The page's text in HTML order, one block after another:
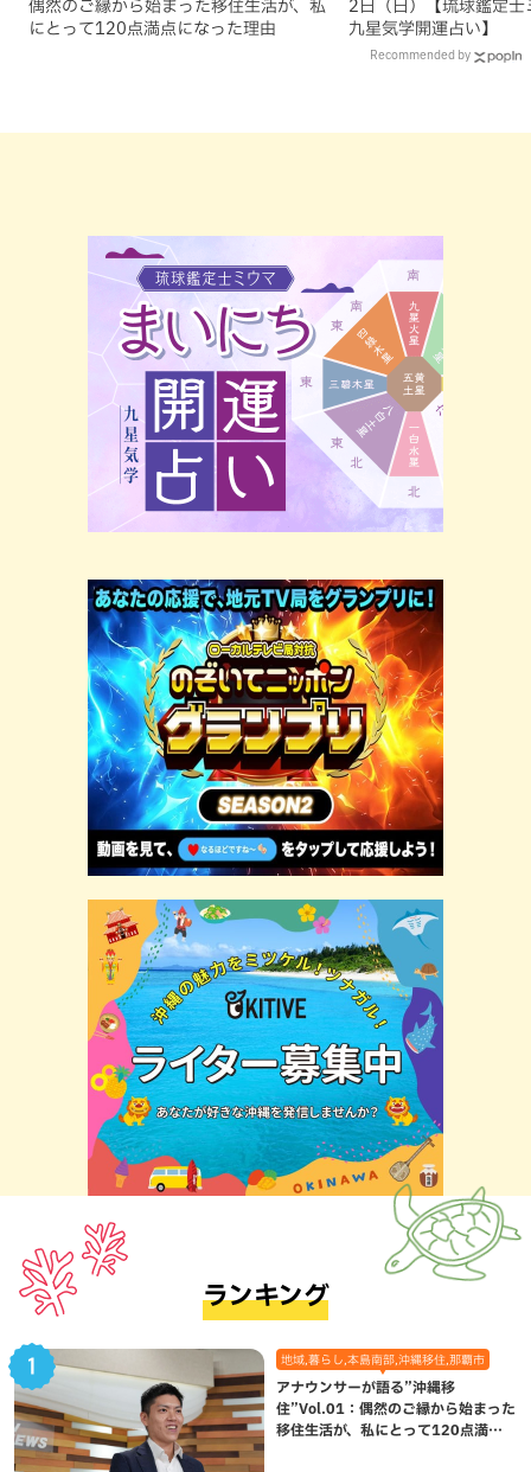
偶然のご縁から始まった移住生活が、私
にとって120点満点になった理由
2日（日）【琉球鑑定士
九星気学開運占い】
Recommended by
ランキング
地域,暮らし,本島南部,沖縄移住,那覇市
アナウンサーが語る”沖縄移
住”Vol.01：偶然のご縁から始まった
移住生活が、私にとって120点満点